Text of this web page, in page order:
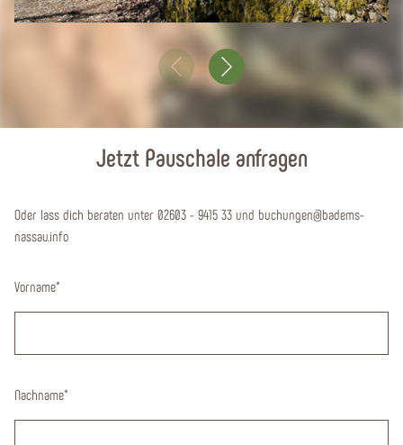
Jetzt Pauschale anfragen
Oder lass dich beraten unter 02603 - 9415 33 und buchungen@badems-
nassau.info
Vorname*
Nachname*